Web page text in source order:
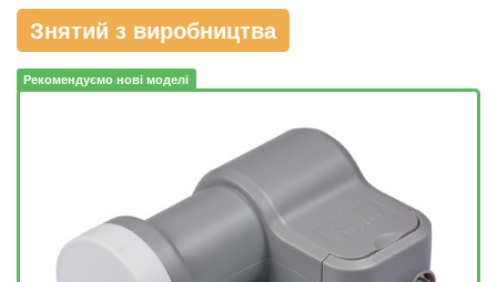
Знятий з виробництва
Рекомендуємо нові моделі